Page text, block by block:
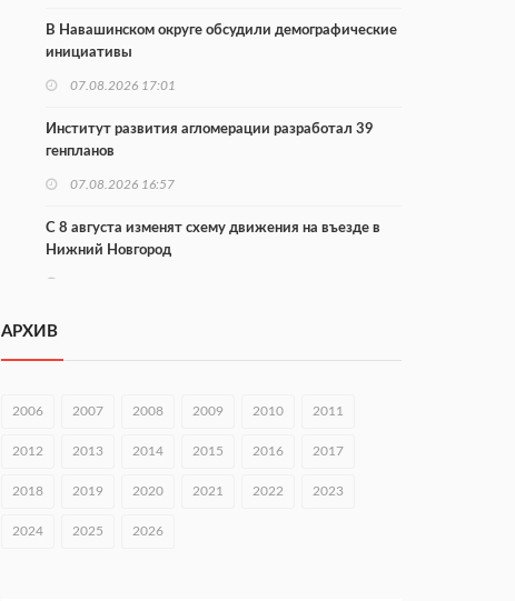
В Навашинском округе обсудили демографические
инициативы
07.08.2026 17:01
Институт развития агломерации разработал 39
генпланов
07.08.2026 16:57
С 8 августа изменят схему движения на въезде в
Нижний Новгород
В Нижегородской области прошло заседание АТК и
07.08.2026 14:01
лесного пожарного
АРХИВ
2006 2007 2008 2009 2010 2011
2012 2013 2014 2015 2016 2017
2018 2019 2020 2021 2022 2023
2024 2025 2026